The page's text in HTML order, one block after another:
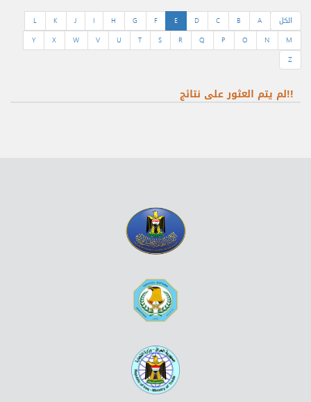
الكل A
B
C
D
E
F
G
H
I
J
K
L
M
N
O
P
Q
R
S
T
U
V
W
X
Y
Z
!!لم يتم العثور على نتائج